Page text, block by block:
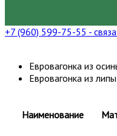
+7 (960) 599-75-55 -
Евровагонка из
Евровагонка из липы
Наименование